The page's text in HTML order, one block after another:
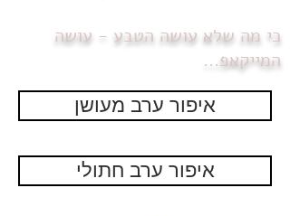
כי מה שלא עושה הטבע - עושה
המייקאפ...
איפור ערב מעושן
איפור ערב חתולי